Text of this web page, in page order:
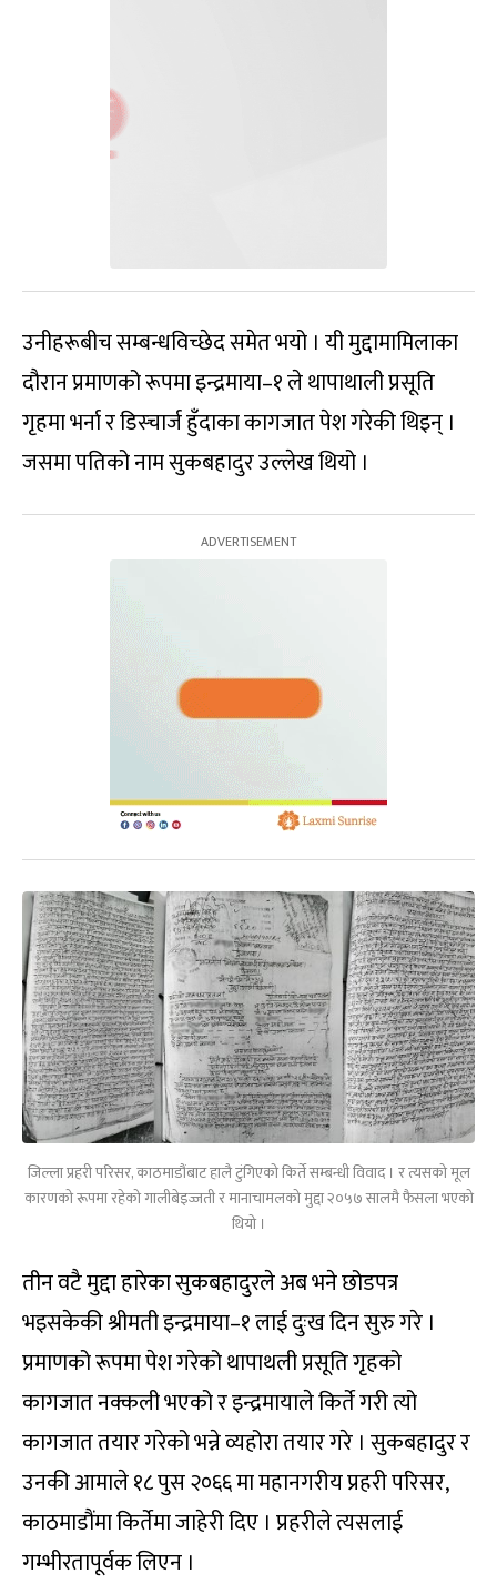
उनीहरूबीच सम्बन्धविच्छेद समेत भयो । यी मुद्दामामिलाका
दौरान प्रमाणको रूपमा इन्द्रमाया–१ ले थापाथाली प्रसूति
गृहमा भर्ना र डिस्चार्ज हुँदाका कागजात पेश गरेकी थिइन् ।
जसमा पतिको नाम सुकबहादुर उल्लेख थियो ।
जिल्ला प्रहरी परिसर, काठमाडौंबाट हालै टुंगिएको किर्ते सम्बन्धी विवाद । र त्यसको मूल
कारणको रूपमा रहेको गालीबेइज्जती र मानाचामलको मुद्दा २०५७ सालमै फैसला भएको
थियो ।
तीन वटै मुद्दा हारेका सुकबहादुरले अब भने छोडपत्र
भइसकेकी श्रीमती इन्द्रमाया–१ लाई दुःख दिन सुरु गरे ।
प्रमाणको रूपमा पेश गरेको थापाथली प्रसूति गृहको
कागजात नक्कली भएको र इन्द्रमायाले किर्ते गरी त्यो
कागजात तयार गरेको भन्ने व्यहोरा तयार गरे । सुकबहादुर र
उनकी आमाले १८ पुस २०६६ मा महानगरीय प्रहरी परिसर,
काठमाडौंमा किर्तेमा जाहेरी दिए । प्रहरीले त्यसलाई
गम्भीरतापूर्वक लिएन ।